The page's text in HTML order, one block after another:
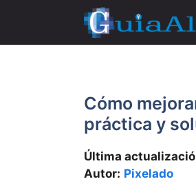
contenido
Cómo
práctica y
Última
Autor: Pixelado